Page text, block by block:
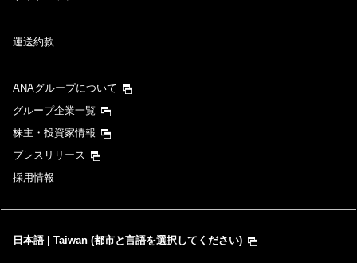
運送約款
ANAグループについて
グループ企業一覧
株主・投資家情報
プレスリリース
採用情報
日本語 | Taiwan (都市と言語を選択してください)